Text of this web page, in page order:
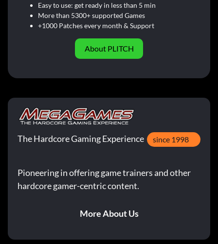
Easy to use: get ready in less than 5 min
More than 5300+ supported Games
+1000 Patches every month & Support
About PLITCH
The Hardcore Gaming Experience since 1998
Pioneering in offering game trainers and other
hardcore gamer-centric content.
More About Us